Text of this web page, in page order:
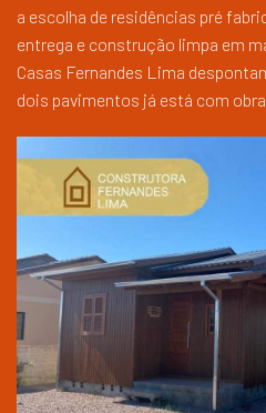
a escolha de residências pré
entrega e construção limpa em
Casas Fernandes Lima
dois pavimentos já está com